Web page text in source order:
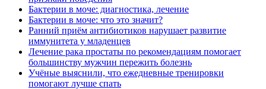
Бактерии в моче: диагностика, лечение
Бактерии в моче: что это значит?
Ранний приём антибиотиков нарушает развитие
иммунитета у младенцев
Лечение рака простаты по рекомендациям помогает
большинству мужчин пережить болезнь
Учёные выяснили, что ежедневные тренировки
помогают лучше спать